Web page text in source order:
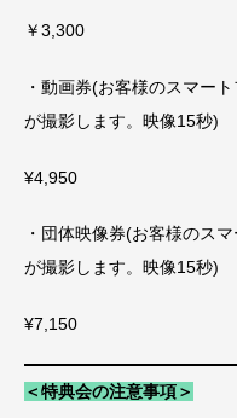
￥3,300
・動画券(お客様のスマー
が撮影します。映像15秒)
¥4,950
・団体映像券(お客様のス
が撮影します。映像15秒)
¥7,150
＜特典会の注意事項＞